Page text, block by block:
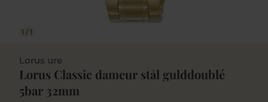
1 / 1
Lorus ure
Lorus Classic dameur stål gulddoublé
5bar 32mm